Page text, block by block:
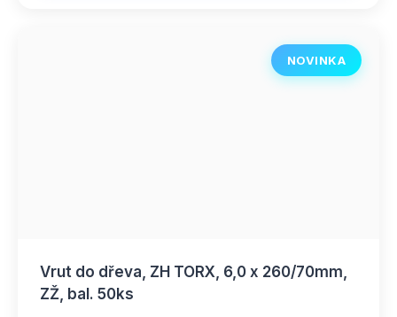
NOVINKA
Vrut do dřeva, ZH TORX, 6,0 x 260/70mm,
ZŽ, bal. 50ks